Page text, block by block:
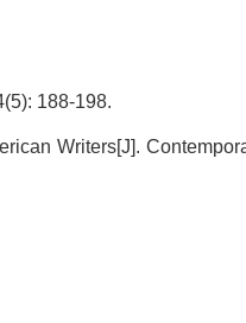
188-198.
Writers[J].